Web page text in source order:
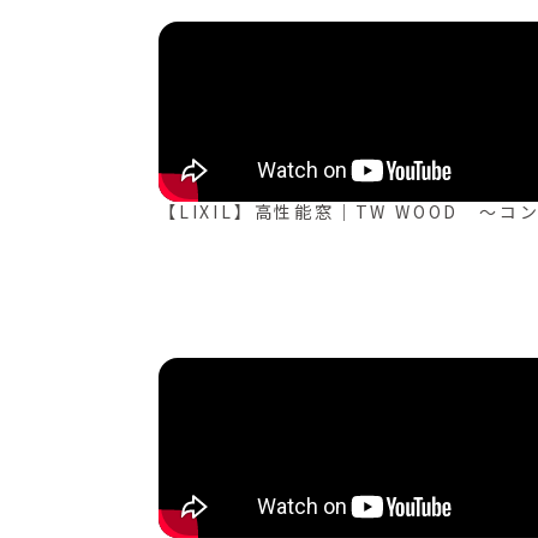
【LIXIL】高性能窓｜TW WOOD ～コ